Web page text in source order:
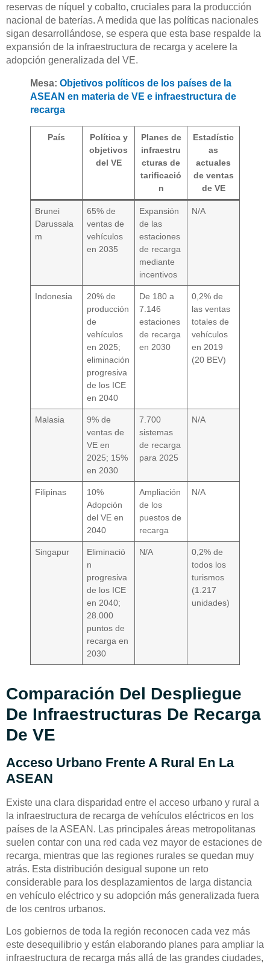
reservas de níquel y cobalto, cruciales para la producción
nacional de baterías. A medida que las políticas nacionales
sigan desarrollándose, se espera que esta base respalde la
expansión de la infraestructura de recarga y acelere la
adopción generalizada del VE.
Mesa: Objetivos políticos de los países de la
ASEAN en materia de VE e infraestructura de
recarga
País
Política y
objetivos
del VE
Planes de
infraestru
cturas de
tarificació
n
Estadístic
as
actuales
de ventas
de VE
Brunei
Darussala
m
65% de
ventas de
vehículos
en 2035
Expansión
de las
estaciones
de recarga
mediante
incentivos
N/A
Indonesia
20% de
producción
de
vehículos
en 2025;
eliminación
progresiva
de los ICE
en 2040
De 180 a
7.146
estaciones
de recarga
en 2030
0,2% de
las ventas
totales de
vehículos
en 2019
(20 BEV)
Malasia
9% de
ventas de
VE en
2025; 15%
en 2030
7.700
sistemas
de recarga
para 2025
N/A
Filipinas
10%
Adopción
del VE en
2040
Ampliación
de los
puestos de
recarga
N/A
Singapur
Eliminació
n
progresiva
de los ICE
en 2040;
28.000
puntos de
recarga en
2030
N/A
0,2% de
todos los
turismos
(1.217
unidades)
Comparación Del Despliegue
De Infraestructuras De Recarga
De VE
Acceso Urbano Frente A Rural En La
ASEAN
Existe una clara disparidad entre el acceso urbano y rural a
la infraestructura de recarga de vehículos eléctricos en los
países de la ASEAN. Las principales áreas metropolitanas
suelen contar con una red cada vez mayor de estaciones de
recarga, mientras que las regiones rurales se quedan muy
atrás. Esta distribución desigual supone un reto
considerable para los desplazamientos de larga distancia
en vehículo eléctrico y su adopción más generalizada fuera
de los centros urbanos.
Los gobiernos de toda la región reconocen cada vez más
este desequilibrio y están elaborando planes para ampliar la
infraestructura de recarga más allá de las grandes ciudades,